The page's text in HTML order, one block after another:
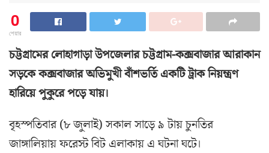
0
শেয়ার
চট্টগ্রামের লোহাগাড়া উপজেলার চট্টগ্রাম-কক্সবাজার আরাকান
সড়কে কক্সবাজার অভিমুখী বাঁশভর্তি একটি ট্রাক নিয়ন্ত্রণ
হারিয়ে পুকুরে পড়ে যায়।
বৃহস্পতিবার (৮ জুলাই) সকাল সাড়ে ৯ টায় চুনতির
জাঙ্গালিয়ায় ফরেস্ট বিট এলাকায় এ ঘটনা ঘটে।